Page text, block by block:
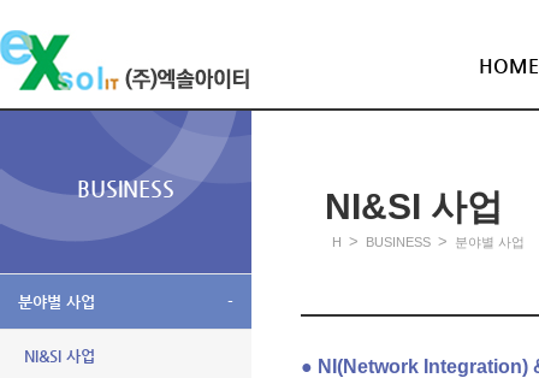
HOME
BUSINESS
분야별 사업 -
NI&SI 사업
NI&SI 사업
H > BUSINESS > 분야별 사업
● NI(Network Integration)